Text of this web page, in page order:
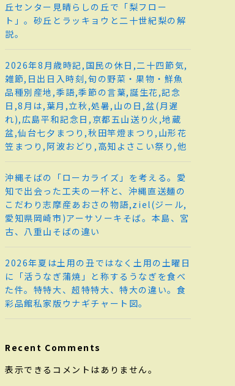
丘センター見晴らしの丘で「梨フロー
ト」。砂丘とラッキョウと二十世紀梨の解
説。
2026年8月歳時記,国民の休日,二十四節気,
雑節,日出日入時刻,旬の野菜・果物・鮮魚
品種別産地,季語,季節の言葉,誕生花,記念
日,8月は,葉月,立秋,処暑,山の日,盆(月遅
れ),広島平和記念日,京都五山送り火,地蔵
盆,仙台七夕まつり,秋田竿燈まつり,山形花
笠まつり,阿波おどり,高知よさこい祭り,他
沖縄そばの「ローカライズ」を考える。愛
知で出会った工夫の一杯と、沖縄直送麺の
こだわり志摩産あおさの物語,ziel(ジール,
愛知県岡崎市)アーサソーキそば。本島、宮
古、八重山そばの違い
2026年夏は土用の丑ではなく土用の土曜日
に「活うなぎ蒲焼」と称するうなぎを食べ
た件。特特大、超特特大、特大の違い。食
彩品館私家版ウナギチャート図。
Recent Comments
表示できるコメントはありません。